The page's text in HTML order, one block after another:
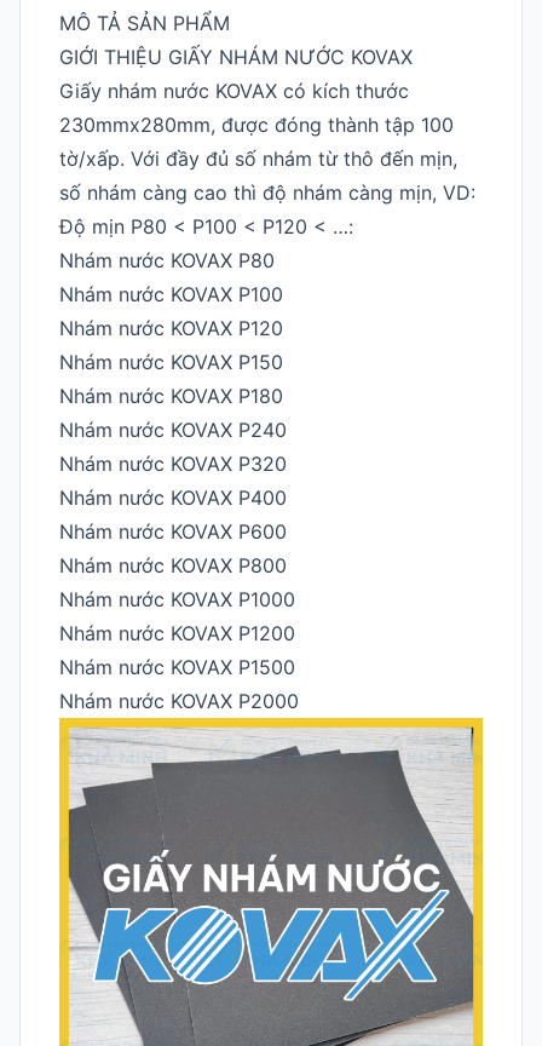
MÔ TẢ SẢN PHẨM
GIỚI THIỆU GIẤY NHÁM NƯỚC KOVAX
Giấy nhám nước KOVAX có kích thước
230mmx280mm, được đóng thành tập 100
tờ/xấp. Với đầy đủ số nhám từ thô đến mịn,
số nhám càng cao thì độ nhám càng mịn, VD:
Độ mịn P80 < P100 < P120 < …:
Nhám nước KOVAX P80
Nhám nước KOVAX P100
Nhám nước KOVAX P120
Nhám nước KOVAX P150
Nhám nước KOVAX P180
Nhám nước KOVAX P240
Nhám nước KOVAX P320
Nhám nước KOVAX P400
Nhám nước KOVAX P600
Nhám nước KOVAX P800
Nhám nước KOVAX P1000
Nhám nước KOVAX P1200
Nhám nước KOVAX P1500
Nhám nước KOVAX P2000